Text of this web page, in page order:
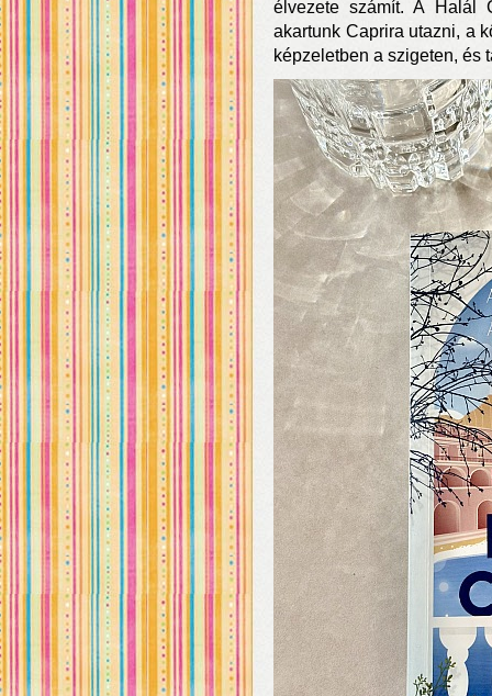
élvezete számít. A Halál
akartunk Caprira utazni, a
képzeletben a szigeten, és